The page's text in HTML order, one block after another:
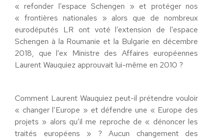
« refonder l’espace Schengen » et protéger nos
« frontières nationales » alors que de nombreux
eurodéputés LR ont voté l’extension de l’espace
Schengen à la Roumanie et la Bulgarie en décembre
2018, que l’ex Ministre des Affaires européennes
Laurent Wauquiez approuvait lui-même en 2010 ?
Comment Laurent Wauquiez peut-il prétendre vouloir
« changer l’Europe » et défendre une « Europe des
projets » alors qu’il me reproche de « dénoncer les
traités européens » ? Aucun changement des